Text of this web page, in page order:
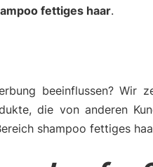
fettiges haar.
beeinflussen? Wir
die von anderen
shampoo fettiges